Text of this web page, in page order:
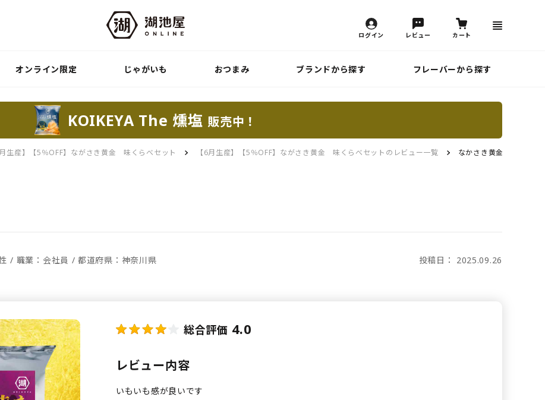
ログイン レビュー カート
オンライン限定 じゃがいも おつまみ ブランドから探す フレーバーから探す
KOIKEYA The 燻塩 販売中！
月生産】【5％OFF】ながさき黄金 味くらべセット 【6月生産】【5％OFF】ながさき黄金 味くらべセットのレビュー一覧 なかさき黄金
/ 職業：会社員 / 都道府県：神奈川県 投稿日： 2025.09.26
総合評価 4.0
レビュー内容
いもいも感が良いです